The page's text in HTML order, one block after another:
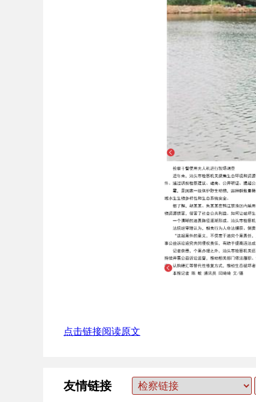
点击链接阅读原文
友情链接